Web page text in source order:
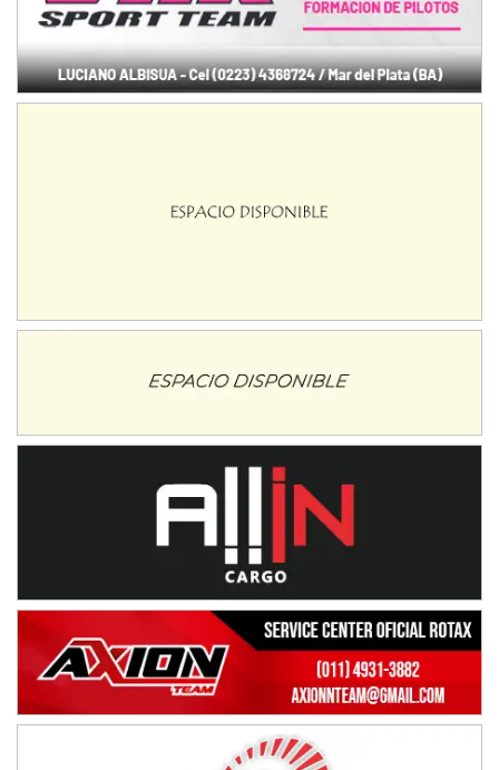
NORESTE SANTAFESINO - F6
Ciudad de Avellaneda (Asfalto)
Avellaneda (Santa Fe)